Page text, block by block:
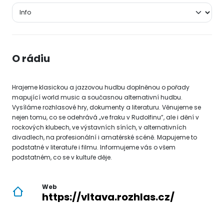
O rádiu
Hrajeme klasickou a jazzovou hudbu doplněnou o pořady
mapující world music a současnou alternativní hudbu.
Vysíláme rozhlasové hry, dokumenty a literaturu. Věnujeme se
nejen tomu, co se odehrává „ve fraku v Rudolfinu”, ale i dění v
rockových klubech, ve výstavních síních, v alternativních
divadlech, na profesionální i amatérské scéně. Mapujeme to
podstatné v literatuře i filmu. Informujeme vás o všem
podstatném, co se v kultuře děje.
Web
https://vltava.rozhlas.cz/